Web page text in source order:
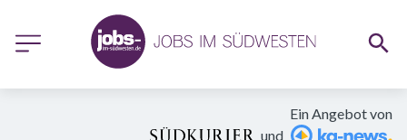
Ein Angebot von
und